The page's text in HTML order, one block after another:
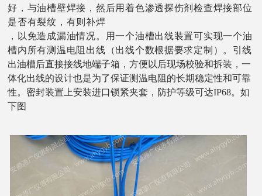
好，与油槽壁焊接，然后用着色渗透探伤剂检查焊接部位
是否有裂纹，有则补焊
，以免造成漏油情况。用一个油槽出线装置可实现一个油
槽内所有测温电阻出线（出线个数根据要求定制）。 引线
出油槽后直接接线地端子箱，方便以后现场校验和拆装，一
体化出线的设计也是为了保证测温电阻的长期稳定性和可靠
性。密封装置上安装进口锁紧夹套，防护等级可达IP68。如
下图